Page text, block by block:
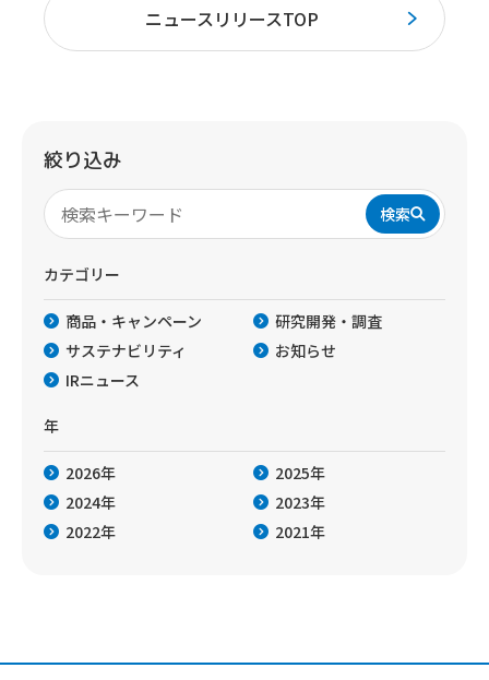
ニュースリリースTOP
絞り込み
検索
カテゴリー
商品・キャンペーン
研究開発・調査
サステナビリティ
お知らせ
IRニュース
年
2026年
2025年
2024年
2023年
2022年
2021年